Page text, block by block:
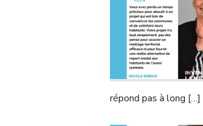
répond pas à long […]